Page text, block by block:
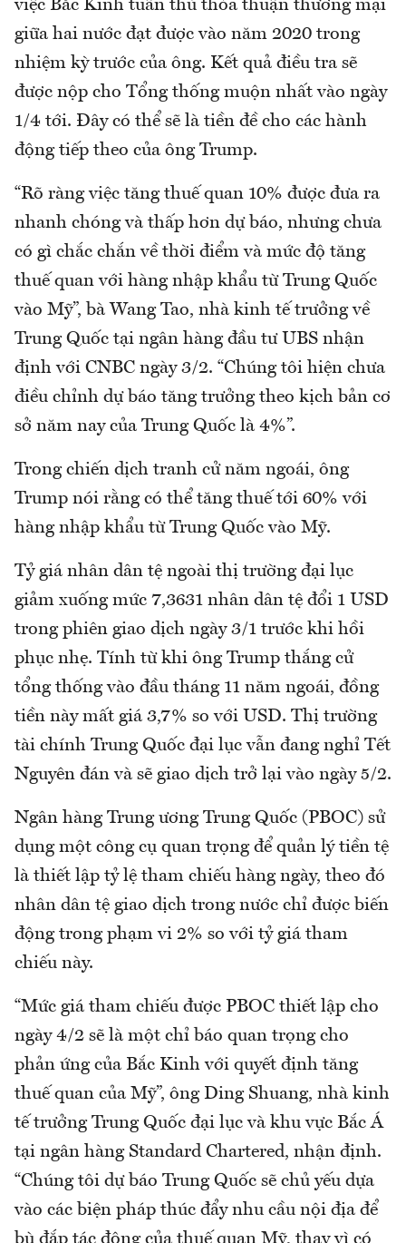
việc Bắc Kinh tuân thủ thỏa thuận thương mại
giữa hai nước đạt được vào năm 2020 trong
nhiệm kỳ trước của ông. Kết quả điều tra sẽ
được nộp cho Tổng thống muộn nhất vào ngày
1/4 tới. Đây có thể sẽ là tiền đề cho các hành
động tiếp theo của ông Trump.
“Rõ ràng việc tăng thuế quan 10% được đưa ra
nhanh chóng và thấp hơn dự báo, nhưng chưa
có gì chắc chắn về thời điểm và mức độ tăng
thuế quan với hàng nhập khẩu từ Trung Quốc
vào Mỹ”, bà Wang Tao, nhà kinh tế trưởng về
Trung Quốc tại ngân hàng đầu tư UBS nhận
định với CNBC ngày 3/2. “Chúng tôi hiện chưa
điều chỉnh dự báo tăng trưởng theo kịch bản cơ
sở năm nay của Trung Quốc là 4%”.
Trong chiến dịch tranh cử năm ngoái, ông
Trump nói rằng có thể tăng thuế tới 60% với
hàng nhập khẩu từ Trung Quốc vào Mỹ.
Tỷ giá nhân dân tệ ngoài thị trường đại lục
giảm xuống mức 7,3631 nhân dân tệ đổi 1 USD
trong phiên giao dịch ngày 3/1 trước khi hồi
phục nhẹ. Tính từ khi ông Trump thắng cử
tổng thống vào đầu tháng 11 năm ngoái, đồng
tiền này mất giá 3,7% so với USD. Thị trường
tài chính Trung Quốc đại lục vẫn đang nghỉ Tết
Nguyên đán và sẽ giao dịch trở lại vào ngày 5/2.
Ngân hàng Trung ương Trung Quốc (PBOC) sử
dụng một công cụ quan trọng để quản lý tiền tệ
là thiết lập tỷ lệ tham chiếu hàng ngày, theo đó
nhân dân tệ giao dịch trong nước chỉ được biến
động trong phạm vi 2% so với tỷ giá tham
chiếu này.
“Mức giá tham chiếu được PBOC thiết lập cho
ngày 4/2 sẽ là một chỉ báo quan trọng cho
phản ứng của Bắc Kinh với quyết định tăng
thuế quan của Mỹ”, ông Ding Shuang, nhà kinh
tế trưởng Trung Quốc đại lục và khu vực Bắc Á
tại ngân hàng Standard Chartered, nhận định.
“Chúng tôi dự báo Trung Quốc sẽ chủ yếu dựa
vào các biện pháp thúc đẩy nhu cầu nội địa để